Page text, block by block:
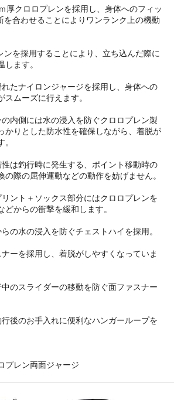
厚クロロプレンを採用し、身体へのフィッ
を合わせることによりワンランク上の機動
ンを採用することにより、立ち込んだ際に
します。
たナイロンジャージを採用し、身体への
ムーズに行えます。
内側には水の浸入を防ぐクロロプレン製
かりとした防水性を確保しながら、着脱が
は釣行時に発生する、ポイント移動時の
の際の屈伸運動などの動作を妨げません。
ント＋ソックス部分にはクロロプレンを
からの衝撃を緩和します。
の水の浸入を防ぐチェストハイを採用。
ーを採用し、着脱がしやすくなっていま
のスライダーの移動を防ぐ面ファスナー
後のお手入れに便利なハンガーループを
プレン両面ジャージ